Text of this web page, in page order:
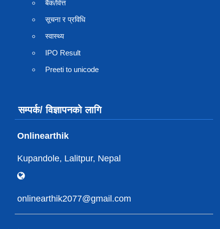
बैंक/वित्त
सूचना र प्रविधि
स्वास्थ्य
IPO Result
Preeti to unicode
सम्पर्क/ विज्ञापनको लागि
Onlinearthik
Kupandole, Lalitpur, Nepal
onlinearthik2077@gmail.com